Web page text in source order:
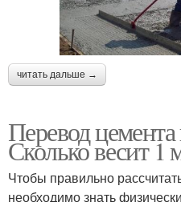
читать дальше →
Перевод цемента
Сколько весит 1
Чтобы правильно
необходимо знать